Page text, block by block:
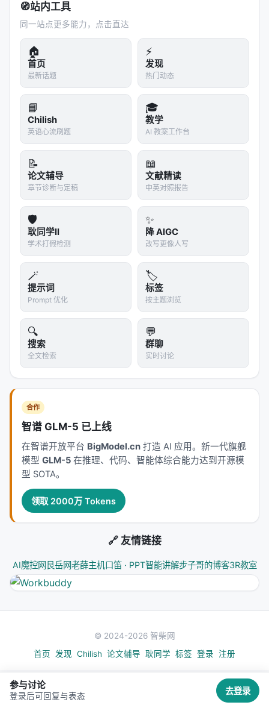
🧭站内工具
同一站点更多能力，点击直达
🏠
首页
最新话题
⚡
发现
热门动态
📘
Chilish
英语心流刷题
🎓
教学
AI 教案工作台
📝
论文辅导
章节诊断与定稿
📖
文献精读
中英对照报告
🛡️
耿同学II
学术打假检测
✨
降 AIGC
改写更像人写
🪄
提示词
Prompt 优化
🏷️
标签
按主题浏览
🔍
搜索
全文检索
💬
群聊
实时讨论
合作
智谱 GLM-5 已上线
在智谱开放平台 BigModel.cn 打造 AI 应用。新一代旗舰
模型 GLM-5 在推理、代码、智能体综合能力达到开源模
型 SOTA。
领取 2000万 Tokens
🔗 友情链接
AI魔控网 艮岳网老薛主机口笛 · PPT智能讲解步子哥的博客3R教室
© 2024-2026 智柴网
首页
发现 Chilish 论文辅导 耿同学 标签 登录 注册
参与讨论
登录后可回复与表态
去登录